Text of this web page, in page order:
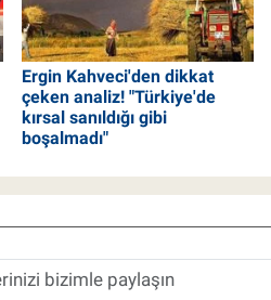
Ergin Kahveci'den dikkat
çeken analiz! "Türkiye'de
kırsal sanıldığı gibi
boşalmadı"